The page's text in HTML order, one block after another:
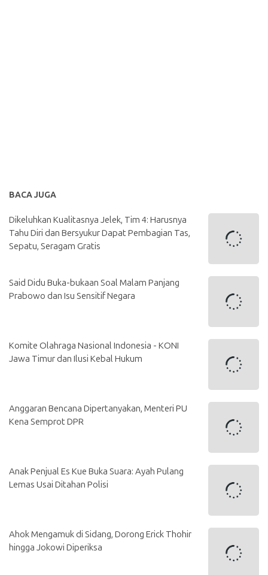
BACA JUGA
Dikeluhkan Kualitasnya Jelek, Tim 4: Harusnya
Tahu Diri dan Bersyukur Dapat Pembagian Tas,
Sepatu, Seragam Gratis
Said Didu Buka-bukaan Soal Malam Panjang
Prabowo dan Isu Sensitif Negara
Komite Olahraga Nasional Indonesia - KONI
Jawa Timur dan Ilusi Kebal Hukum
Anggaran Bencana Dipertanyakan, Menteri PU
Kena Semprot DPR
Anak Penjual Es Kue Buka Suara: Ayah Pulang
Lemas Usai Ditahan Polisi
Ahok Mengamuk di Sidang, Dorong Erick Thohir
hingga Jokowi Diperiksa